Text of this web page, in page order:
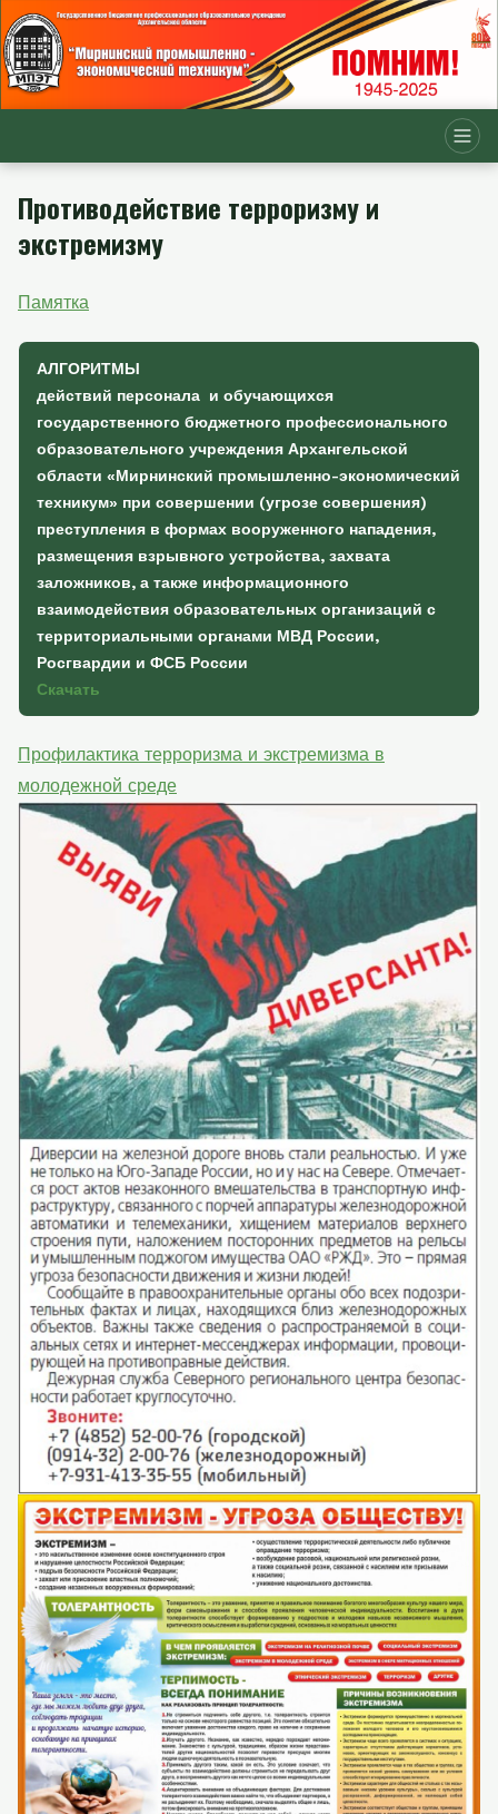
Противодействие терроризму и
экстремизму
Памятка
АЛГОРИТМЫ
действий персонала и обучающихся
государственного бюджетного профессионального
образовательного учреждения Архангельской
области «Мирнинский промышленно-экономический
техникум» при совершении (угрозе совершения)
преступления в формах вооруженного нападения,
размещения взрывного устройства, захвата
заложников, а также информационного
взаимодействия образовательных организаций с
территориальными органами МВД России,
Росгвардии и ФСБ России
Скачать
Профилактика терроризма и экстремизма в
молодежной среде